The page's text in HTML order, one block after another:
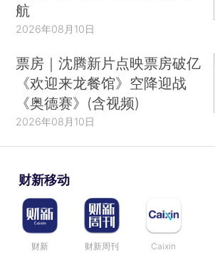
航
2026年08月10日
票房｜沈腾新片点映票房破亿
《欢迎来龙餐馆》空降迎战
《奥德赛》(含视频)
2026年08月10日
财新移动
财新 财新周刊 Caixin